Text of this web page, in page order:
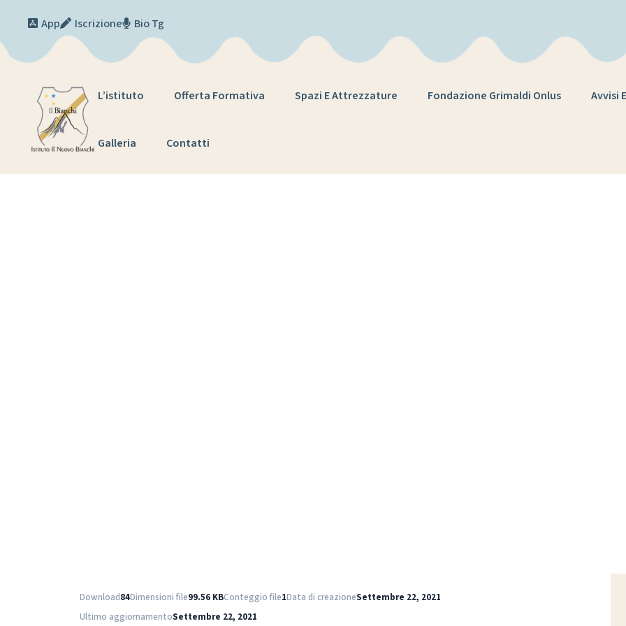
App
Iscrizione Bio Tg
L’istituto Offerta Formativa Spazi E Attrezzature Fondazione Grimaldi Onlus Avvisi
Galleria Contatti
Download84Dimensioni file99.56 KBConteggio file1Data di creazioneSettembre 22, 2021
Ultimo aggiornamentoSettembre 22, 2021